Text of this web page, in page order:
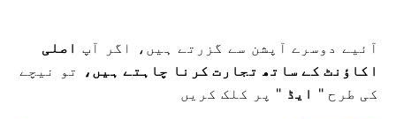
آئیے دوسرے آپشن سے گزرتے ہیں، اگر آپ اصلی
اکاؤنٹ کے ساتھ تجارت کرنا چاہتے ہیں، تو نیچے
کی طرح " ایڈ " پر کلک کریں